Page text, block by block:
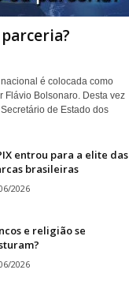
é colocada como
Flávio Bolsonaro. Desta vez
de Estado dos
entrou para a elite das
brasileiras
2026
e religião se
2026